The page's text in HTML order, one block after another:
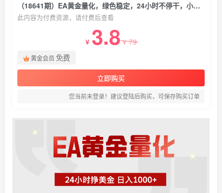
（18641期）EA黄金量化，绿色稳定，24小时不停干，小白轻松操作，日入1000+
此内容为付费资源，请付费后查看
￥ 3.8￥79
黄金会员 免费
立即购买
您当前未登录！建议登陆后购买，可保存购买订单